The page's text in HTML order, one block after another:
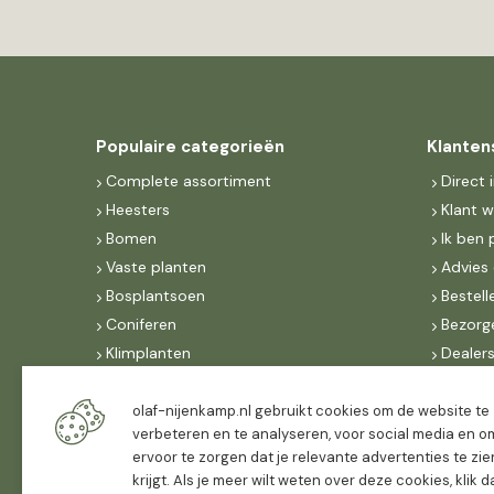
Populaire categorieën
Complete assortiment
Heesters
Bomen
Vaste planten
Bosplantsoen
Coniferen
Klimplanten
Dak, lei- & vormbomen
Dealers
Direct
Klant
Ik ben
Dealers
FAQ
olaf-nijenkamp.nl gebruikt cookies om de website te
verbeteren en te analyseren, voor social media en
ervoor te zorgen dat je relevante advertenties te
krijgt. Als je meer wilt weten over deze cookies, klik